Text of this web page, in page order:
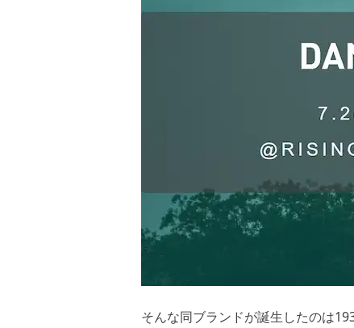
そんな同ブランドが誕生したのは